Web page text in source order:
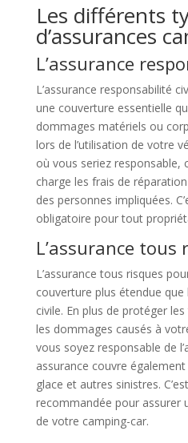
Les différents
d’assurances
L’assurance
L’assurance responsabilité
une couverture essentielle
dommages matériels ou
lors de l’utilisation de votre
où vous seriez responsable,
charge les frais de
des personnes impliquées.
obligatoire pour tout
L’assurance tous
L’assurance tous risques
couverture plus étendue que
civile. En plus de protéger
les dommages causés à
vous soyez responsable de
assurance couvre
glace et autres sinistres.
recommandée pour assurer
de votre camping-car.